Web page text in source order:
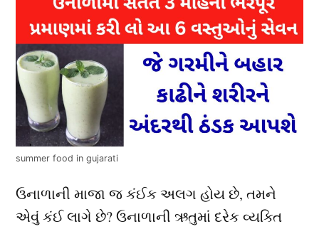
summer food in gujarati
ઉનાળાની માજા જ કંઈક અલગ હોય છે, તમને
એવું કંઈ લાગે છે? ઉનાળાની ઋતુમાં દરેક વ્યક્તિ